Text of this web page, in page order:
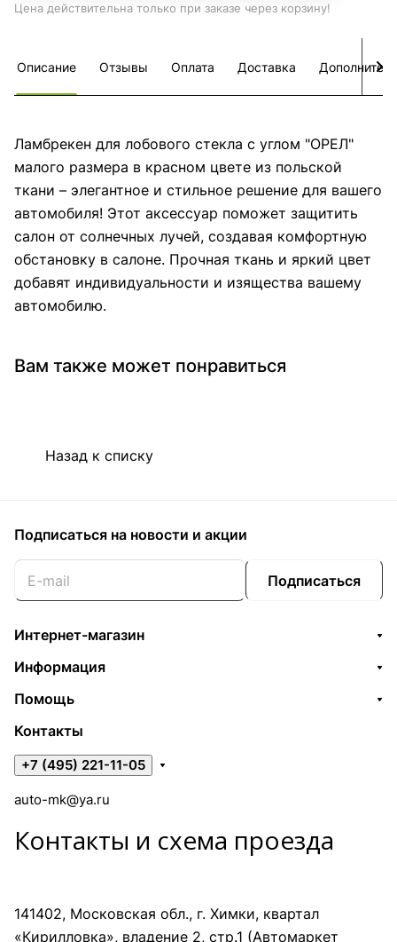
Цена действительна только при заказе через корзину!
Описание Отзывы Оплата Доставка
Ламбрекен для лобового стекла с углом "ОРЕЛ"
малого размера в красном цвете из польской
ткани – элегантное и стильное решение для вашего
автомобиля! Этот аксессуар поможет защитить
салон от солнечных лучей, создавая комфортную
обстановку в салоне. Прочная ткань и яркий цвет
добавят индивидуальности и изящества вашему
автомобилю.
Вам также может понравиться
Назад к списку
Подписаться на новости и акции
Подписаться
Интернет-магазин
Информация
Помощь
Контакты
+7 (495) 221-11-05
auto-mk@ya.ru
Контакты и схема проезда
141402, Московская обл., г. Химки, квартал
«Кирилловка», владение 2, стр.1 (Автомаркет